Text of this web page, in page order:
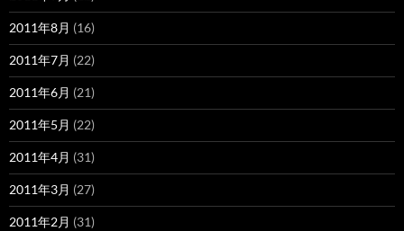
2011年8月 (16)
2011年7月 (22)
2011年6月 (21)
2011年5月 (22)
2011年4月 (31)
2011年3月 (27)
2011年2月 (31)